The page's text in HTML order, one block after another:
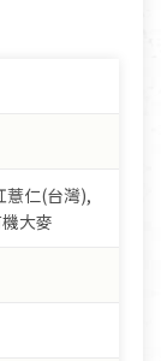
薏仁(台灣),
大麥